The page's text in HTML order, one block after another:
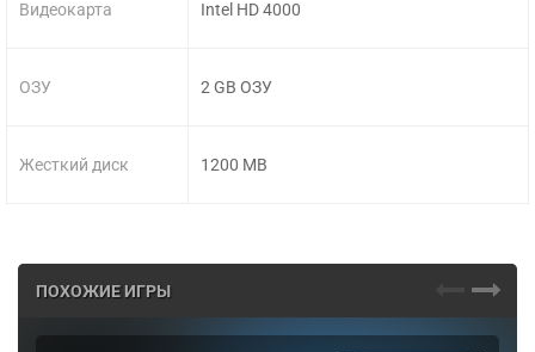
Видеокарта
ОЗУ
Жесткий диск
Intel HD 4000
2 GB ОЗУ
1200 MB
ПОХОЖИЕ ИГРЫ